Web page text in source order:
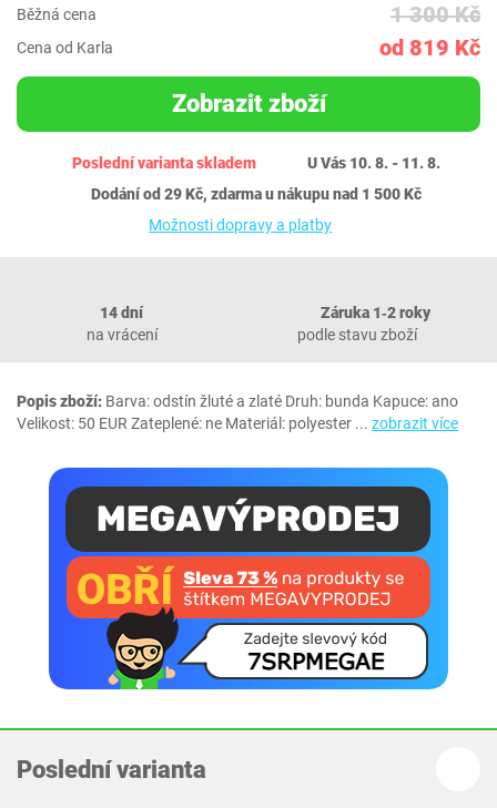
Běžná cena 1 300 Kč
Cena od Karla od 819 Kč
Zobrazit zboží
Poslední varianta skladem
U Vás 10. 8. - 11. 8.
Dodání od 29 Kč, zdarma u nákupu nad 1 500 Kč
Možnosti dopravy a platby
14 dní
na vrácení
Záruka 1‐2 roky
podle stavu zboží
Popis zboží: Barva: odstín žluté a zlaté Druh: bunda Kapuce: ano
Velikost: 50 EUR Zateplené: ne Materiál: polyester ... zobrazit více
Poslední varianta